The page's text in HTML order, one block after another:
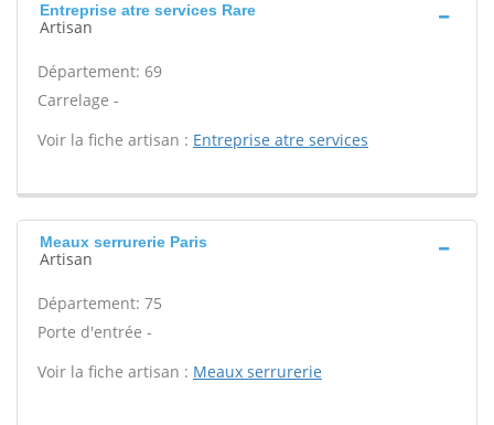
Entreprise atre services Rare
Artisan
Département: 69
Carrelage -
Voir la fiche artisan : Entreprise atre services
Meaux serrurerie Paris
Artisan
Département: 75
Porte d'entrée -
Voir la fiche artisan : Meaux serrurerie